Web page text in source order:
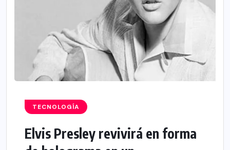
TECNOLOGÍA
Elvis Presley revivirá en forma